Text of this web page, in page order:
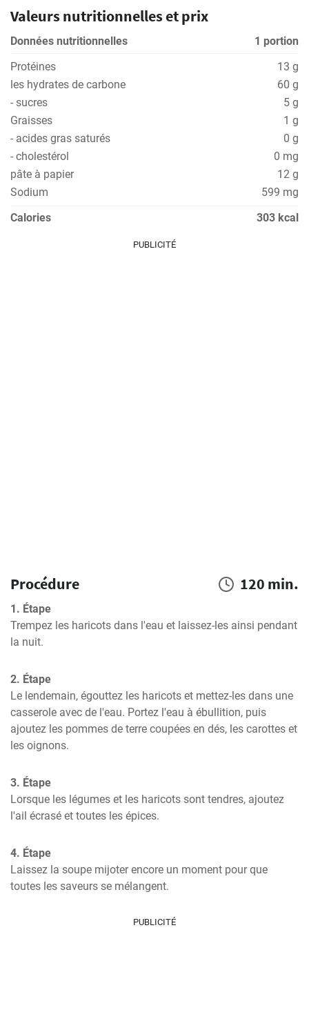
Valeurs nutritionnelles et prix
Données nutritionnelles
1 portion
Protéines
13 g
les hydrates de carbone
60 g
- sucres
5 g
Graisses
1 g
- acides gras saturés
0 g
- cholestérol
0 mg
pâte à papier
12 g
Sodium
599 mg
Calories
303 kcal
PUBLICITÉ
Procédure 120 min.
1. Étape
Trempez les haricots dans l'eau et laissez-les ainsi pendant
la nuit.
2. Étape
Le lendemain, égouttez les haricots et mettez-les dans une
casserole avec de l'eau. Portez l'eau à ébullition, puis
ajoutez les pommes de terre coupées en dés, les carottes et
les oignons.
3. Étape
Lorsque les légumes et les haricots sont tendres, ajoutez
l'ail écrasé et toutes les épices.
4. Étape
Laissez la soupe mijoter encore un moment pour que
toutes les saveurs se mélangent.
PUBLICITÉ